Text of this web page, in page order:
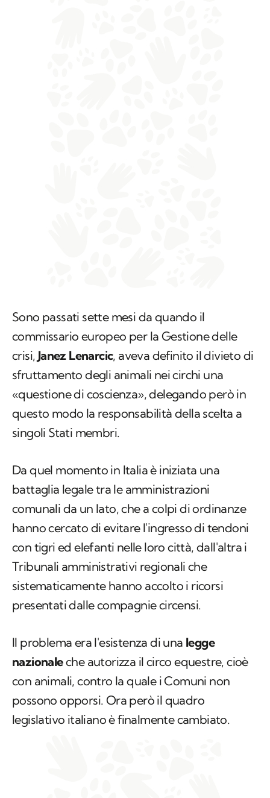
Sono passati sette mesi da quando il
commissario europeo per la Gestione delle
crisi, Janez Lenarcic, aveva definito il divieto di
sfruttamento degli animali nei circhi una
«questione di coscienza», delegando però in
questo modo la responsabilità della scelta a
singoli Stati membri.
Da quel momento in Italia è iniziata una
battaglia legale tra le amministrazioni
comunali da un lato, che a colpi di ordinanze
hanno cercato di evitare l'ingresso di tendoni
con tigri ed elefanti nelle loro città, dall'altra i
Tribunali amministrativi regionali che
sistematicamente hanno accolto i ricorsi
presentati dalle compagnie circensi.
Il problema era l'esistenza di una legge
nazionaleche autorizza il circo equestre, cioè
con animali, contro la quale i Comuni non
possono opporsi. Ora però il quadro
legislativo italiano è finalmente cambiato.